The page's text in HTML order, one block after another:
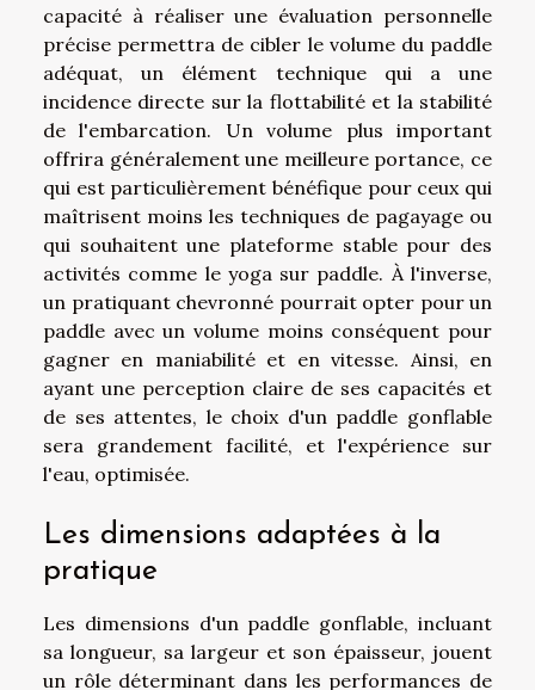
capacité à réaliser une évaluation personnelle
précise permettra de cibler le volume du paddle
adéquat, un élément technique qui a une
incidence directe sur la flottabilité et la stabilité
de l'embarcation. Un volume plus important
offrira généralement une meilleure portance, ce
qui est particulièrement bénéfique pour ceux qui
maîtrisent moins les techniques de pagayage ou
qui souhaitent une plateforme stable pour des
activités comme le yoga sur paddle. À l'inverse,
un pratiquant chevronné pourrait opter pour un
paddle avec un volume moins conséquent pour
gagner en maniabilité et en vitesse. Ainsi, en
ayant une perception claire de ses capacités et
de ses attentes, le choix d'un paddle gonflable
sera grandement facilité, et l'expérience sur
l'eau, optimisée.
Les dimensions adaptées à la
pratique
Les dimensions d'un paddle gonflable, incluant
sa longueur, sa largeur et son épaisseur, jouent
un rôle déterminant dans les performances de